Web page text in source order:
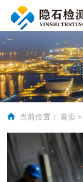
当前位置： 首页 >